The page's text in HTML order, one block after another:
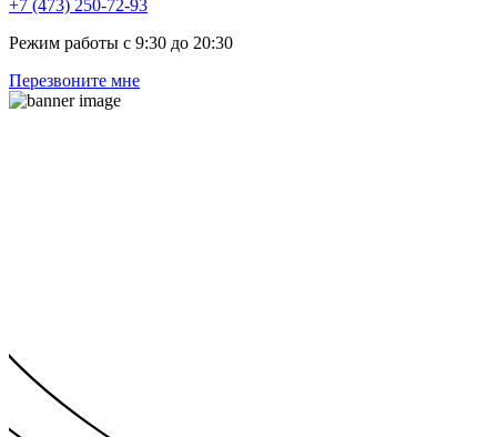
+7 (473) 250-72-93
Режим работы с 9:30 до 20:30
Перезвоните мне